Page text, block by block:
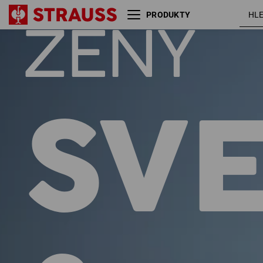
PRODUKTY
ŽENY
Velikost Barva